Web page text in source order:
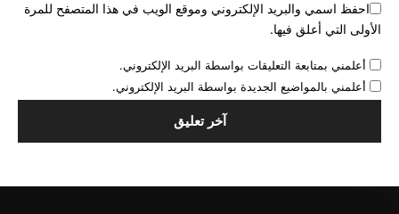
احفظ اسمي والبريد الإلكتروني وموقع الويب في هذا المتصفح للمرة
الأولى التي أعلق فيها.
أعلمني بمتابعة التعليقات بواسطة البريد الإلكتروني.
أعلمني بالمواضيع الجديدة بواسطة البريد الإلكتروني.